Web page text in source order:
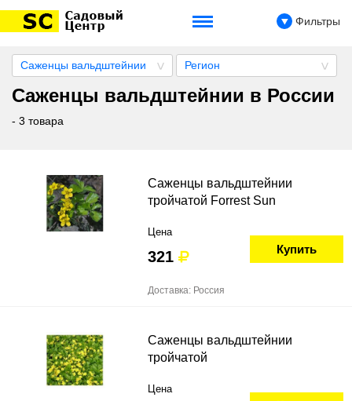
Фильтры
Саженцы вальдштейнии Регион
Саженцы вальдштейнии в России
- 3 товара
Саженцы вальдштейнии
тройчатой Forrest Sun
Цена
321 Купить
Доставка: Россия
Саженцы вальдштейнии
тройчатой
Цена